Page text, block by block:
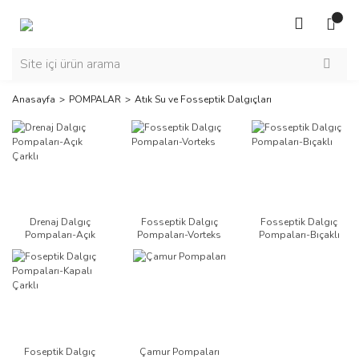
Anasayfa POMPALAR Atık Su ve Fosseptik Dalgıçları
Drenaj Dalgıç
Pompaları-Açık
Fosseptik Dalgıç
Pompaları-Vorteks
Fosseptik Dalgıç
Pompaları-Bıçaklı
Foseptik Dalgıç
Çamur Pompaları